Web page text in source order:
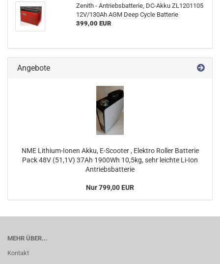
Zenith - Antriebsbatterie, DC-Akku ZL1201105
12V/130Ah AGM Deep Cycle Batterie
399,00 EUR
Angebote
NME Lithium-Ionen Akku, E-Scooter , Elektro Roller Batterie
Pack 48V (51,1V) 37Ah 1900Wh 10,5kg, sehr leichte Li-Ion
Antriebsbatterie
Nur 799,00 EUR
MEHR ÜBER...
Kontakt